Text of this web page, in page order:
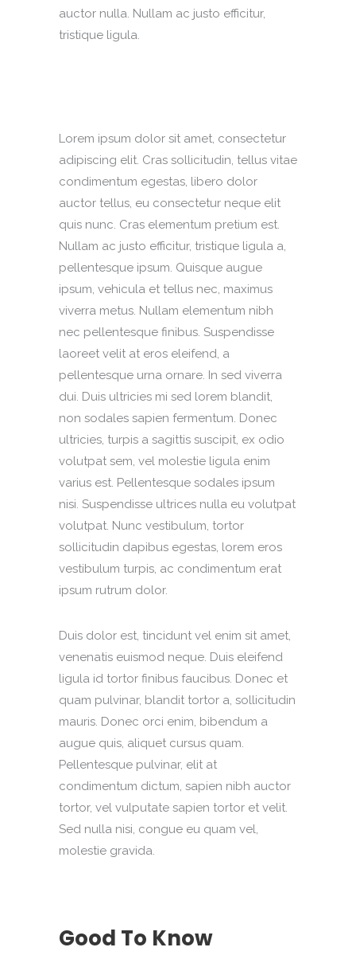
auctor nulla. Nullam ac justo efficitur,
tristique ligula.
Lorem ipsum dolor sit amet, consectetur
adipiscing elit. Cras sollicitudin, tellus vitae
condimentum egestas, libero dolor
auctor tellus, eu consectetur neque elit
quis nunc. Cras elementum pretium est.
Nullam ac justo efficitur, tristique ligula a,
pellentesque ipsum. Quisque augue
ipsum, vehicula et tellus nec, maximus
viverra metus. Nullam elementum nibh
nec pellentesque finibus. Suspendisse
laoreet velit at eros eleifend, a
pellentesque urna ornare. In sed viverra
dui. Duis ultricies mi sed lorem blandit,
non sodales sapien fermentum. Donec
ultricies, turpis a sagittis suscipit, ex odio
volutpat sem, vel molestie ligula enim
varius est. Pellentesque sodales ipsum
nisi. Suspendisse ultrices nulla eu volutpat
volutpat. Nunc vestibulum, tortor
sollicitudin dapibus egestas, lorem eros
vestibulum turpis, ac condimentum erat
ipsum rutrum dolor.
Duis dolor est, tincidunt vel enim sit amet,
venenatis euismod neque. Duis eleifend
ligula id tortor finibus faucibus. Donec et
quam pulvinar, blandit tortor a, sollicitudin
mauris. Donec orci enim, bibendum a
augue quis, aliquet cursus quam.
Pellentesque pulvinar, elit at
condimentum dictum, sapien nibh auctor
tortor, vel vulputate sapien tortor et velit.
Sed nulla nisi, congue eu quam vel,
molestie gravida.
Good To Know